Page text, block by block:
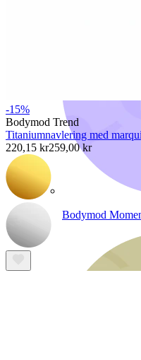
Bodymod
-15%
Bodymod Trend
Titaniumnavlering med
220,15 kr259,00 kr